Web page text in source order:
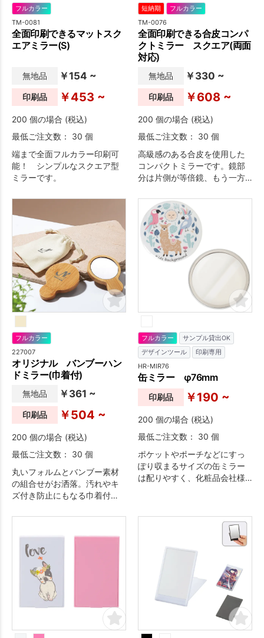
フルカラー
TM-0081
全面印刷できるマットスク
エアミラー(S)
無地品 ￥154 ~
印刷品 ￥453 ~
200 個の場合 (税込)
最低ご注文数： 30 個
端まで全面フルカラー印刷可
能！ シンプルなスクエア型
ミラーです。
短納期 フルカラー
TM-0076
全面印刷できる合皮コンパ
クトミラー スクエア(両面
対応)
無地品 ￥330 ~
印刷品 ￥608 ~
200 個の場合 (税込)
最低ご注文数： 30 個
高級感のある合皮を使用した
コンパクトミラーです。鏡部
分は片側が等倍鏡、もう一方
フルカラー
227007
オリジナル バンブーハン
ドミラー(巾着付)
無地品 ￥361 ~
印刷品 ￥504 ~
200 個の場合 (税込)
最低ご注文数： 30 個
丸いフォルムとバンブー素材
の組合せがお洒落。汚れやキ
ズ付き防止にもなる巾着付
フルカラー
サンプル貸出OK
デザインツール
印刷専用
HR-MIR76
缶ミラー φ76mm
印刷品 ￥190 ~
200 個の場合 (税込)
最低ご注文数： 30 個
ポケットやポーチなどにすっ
ぽり収まるサイズの缶ミラー
は配りやすく、化粧品会社様